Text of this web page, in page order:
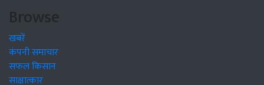
Browse
खबरें
कंपनी समाचार
सफल किसान
साक्षात्कार